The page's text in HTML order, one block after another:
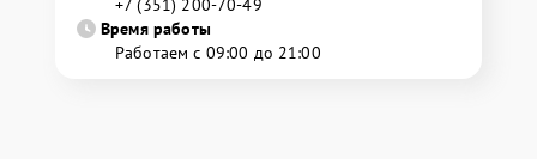
+7 (351) 200-70-49
Время работы
Работаем с 09:00 до 21:00